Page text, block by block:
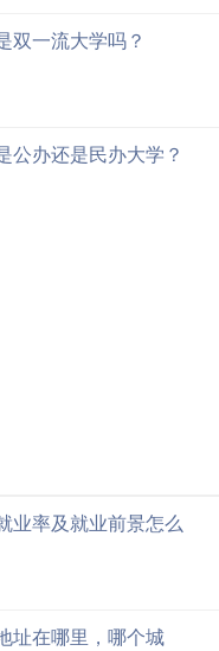
双一流大学吗？
公办还是民办大学？
业率及就业前景怎么
址在哪里，哪个城